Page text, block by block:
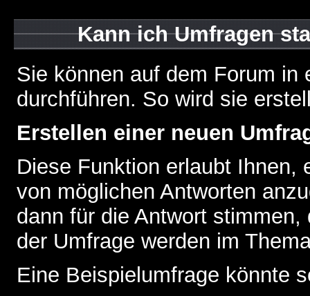
Kann ich Umfragen
Sie können auf dem Forum in
durchführen. So wird sie
Erstellen einer neuen
Diese Funktion erlaubt Ihnen,
von möglichen Antworten
dann für die Antwort
der Umfrage werden im
Eine Beispielumfrage könnte